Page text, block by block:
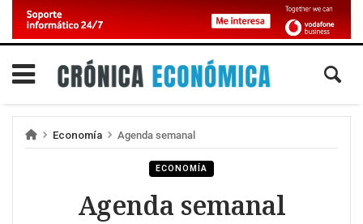
Economía Agenda semanal
ECONOMÍA
Agenda semanal